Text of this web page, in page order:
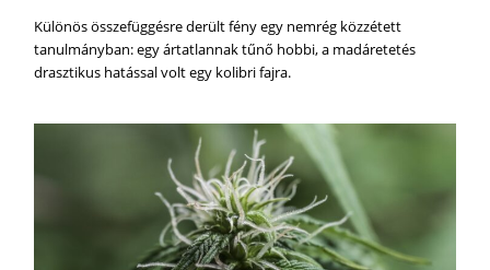
Különös összefüggésre derült fény egy nemrég közzétett
tanulmányban: egy ártatlannak tűnő hobbi, a madáretetés
drasztikus hatással volt egy kolibri fajra.